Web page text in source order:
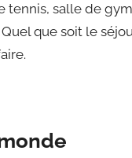
tennis, salle de
que soit le